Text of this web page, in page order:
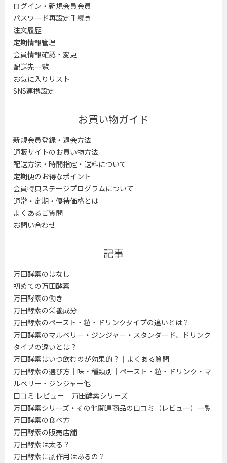
ログイン・新規会員会員
パスワード再設定手続き
注文履歴
定期情報管理
会員情報確認・変更
配送先一覧
お気に入りリスト
SNS連携設定
お買い物ガイド
新規会員登録・退会方法
通販サイトのお買い物方法
配送方法・時間指定・送料について
定期便のお得なポイント
会員特典ステージプログラムについて
通常・定期・優待価格とは
よくあるご質問
お問い合わせ
記事
万田酵素のはなし
初めての万田酵素
万田酵素の働き
万田酵素の栄養成分
万田酵素のペースト・粒・ドリンクタイプの違いとは？
万田酵素のマルベリー・ジンジャー・スタンダード、ドリンク
タイプの違いとは？
万田酵素はいつ飲むのが効果的？｜よくある質問
万田酵素の選び方｜味・種類別｜ペースト・粒・ドリンク・マ
ルベリー・ジンジャー他
口コミ レビュー｜万田酵素シリーズ
万田酵素シリーズ・その他関連商品の口コミ（レビュー）一覧
万田酵素の食べ方
万田酵素の販売店舗
万田酵素は太る？
万田酵素に副作用はあるの？